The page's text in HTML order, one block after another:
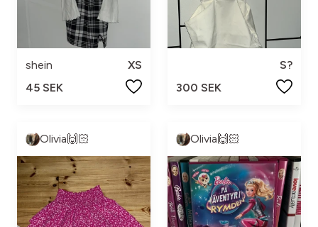
shein
XS
45 SEK
S?
300 SEK
Olivia🙌🏻 Olivia🙌🏻